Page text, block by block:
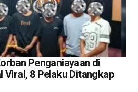
Penganiayaan di
Viral, 8 Pelaku Ditangkap